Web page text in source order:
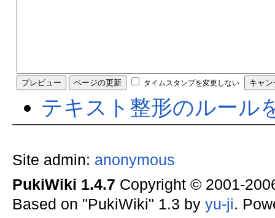
タイムスタンプを変更しない
テキスト整形のルール
Site admin: anonymous
PukiWiki 1.4.7 Copyright © 2001-
Based on "PukiWiki" 1.3 by yu-ji.